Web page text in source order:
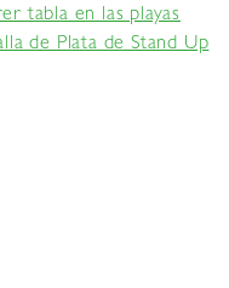
tabla en las playas
de Plata de Stand Up